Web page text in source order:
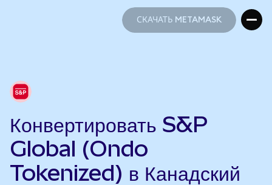
СКАЧАТЬ METAMASK
Конвертировать S&P
Global (Ondo
Tokenized) в Канадский